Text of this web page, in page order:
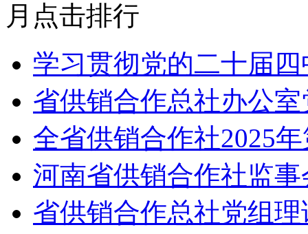
月点击排行
学习贯彻党的二十届
省供销合作总社办公
全省供销合作社2025
河南省供销合作社监
省供销合作总社党组